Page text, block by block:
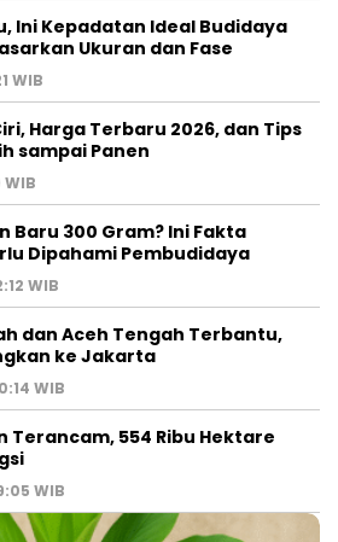
Ini Kepadatan Ideal Budidaya
Ukuran dan Fase
WIB
Harga Terbaru 2026, dan Tips
sampai Panen
Baru 300 Gram? Ini Fakta
Dipahami Pembudidaya
WIB
dan Aceh Tengah Terbantu,
ke Jakarta
WIB
Terancam, 554 Ribu Hektare
WIB